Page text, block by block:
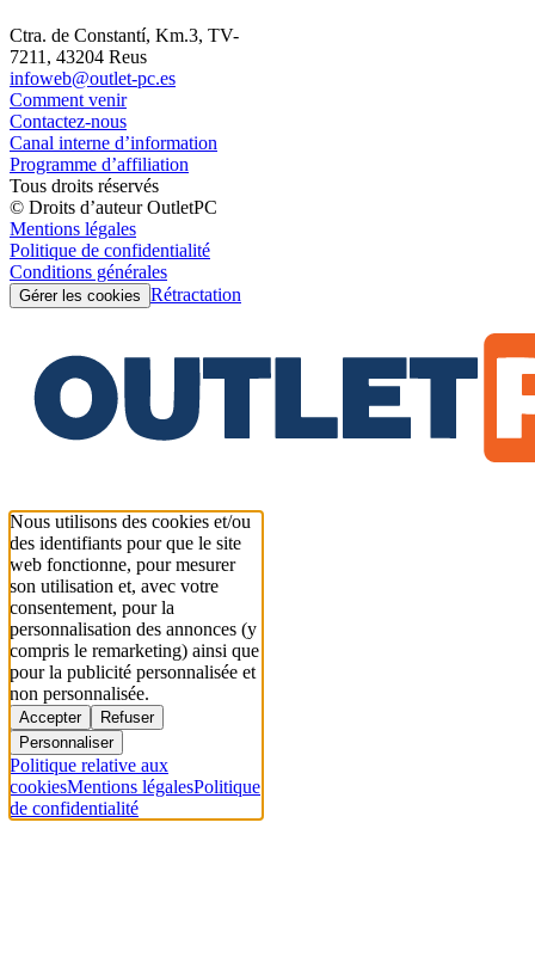
Ctra. de Constantí, Km.3, TV-
7211, 43204 Reus
infoweb@outlet-pc.es
Comment venir
Contactez-nous
Canal interne d’information
Programme d’affiliation
Tous droits réservés
© Droits d’auteur OutletPC
Mentions légales
Politique de confidentialité
Conditions générales
Gérer les cookies Rétractation
Nous utilisons des cookies et/ou
des identifiants pour que le site
web fonctionne, pour mesurer
son utilisation et, avec votre
consentement, pour la
personnalisation des annonces (y
compris le remarketing) ainsi que
pour la publicité personnalisée et
non personnalisée.
Accepter
Refuser
Personnaliser
Politique relative aux
cookiesMentions légalesPolitique
de confidentialité